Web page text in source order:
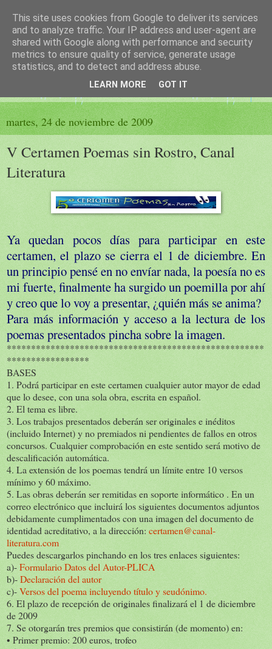
El sueño de las palabras
PÁGINA LITERARIA DE FELISA MORENO
martes, 24 de noviembre de 2009
V Certamen Poemas sin Rostro, Canal
Literatura
Ya quedan pocos días para participar en este
certamen, el plazo se cierra el 1 de diciembre. En
un principio pensé en no envíar nada, la poesía no es
mi fuerte, finalmente ha surgido un poemilla por ahí
y creo que lo voy a presentar, ¿quién más se anima?
Para más información y acceso a la lectura de los
poemas presentados pincha sobre la imagen.
*****************************************************
*****************
BASES
1. Podrá participar en este certamen cualquier autor mayor de edad
que lo desee, con una sola obra, escrita en español.
2. El tema es libre.
3. Los trabajos presentados deberán ser originales e inéditos
(incluido Internet) y no premiados ni pendientes de fallos en otros
concursos. Cualquier comprobación en este sentido será motivo de
descalificación automática.
4. La extensión de los poemas tendrá un límite entre 10 versos
mínimo y 60 máximo.
5. Las obras deberán ser remitidas en soporte informático . En un
correo electrónico que incluirá los siguientes documentos adjuntos
debidamente cumplimentados con una imagen del documento de
identidad acreditativo, a la dirección: certamen@canal-
literatura.com
Puedes descargarlos pinchando en los tres enlaces siguientes:
a)-Formulario Datos del Autor-PLICA
b)-Declaración del autor
c)-Versos del poema incluyendo título y seudónimo.
6. El plazo de recepción de originales finalizará el 1 de diciembre
de 2009
7. Se otorgarán tres premios que consistirán (de momento) en:
• Primer premio: 200 euros, trofeo
This site uses cookies from Google to deliver its services
and to analyze traffic. Your IP address and user-agent are
shared with Google along with performance and security
metrics to ensure quality of service, generate usage
statistics, and to detect and address abuse.
LEARN MORE GOT IT